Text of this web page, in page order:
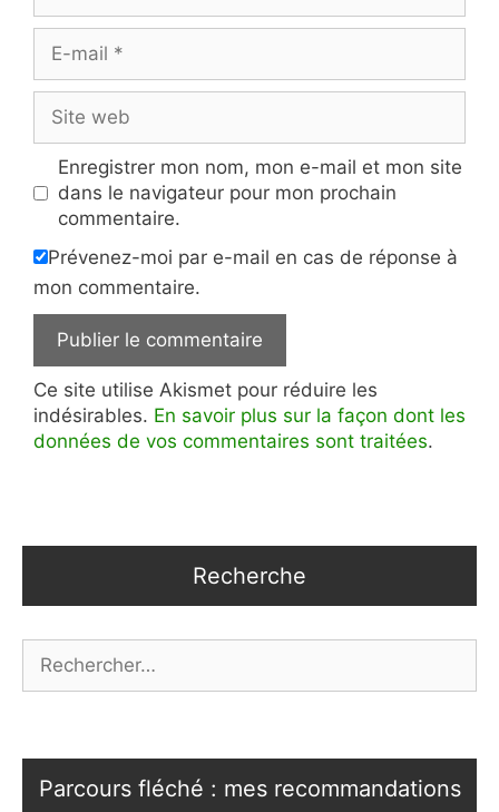
mail
web
Enregistrer mon nom, mon e-mail et mon site
dans le navigateur pour mon prochain
commentaire.
Prévenez-moi par e-mail en cas de réponse à
mon commentaire.
Ce site utilise Akismet pour réduire les
indésirables. En savoir plus sur la façon dont les
données de vos commentaires sont traitées.
Recherche
Parcours fléché : mes recommandations